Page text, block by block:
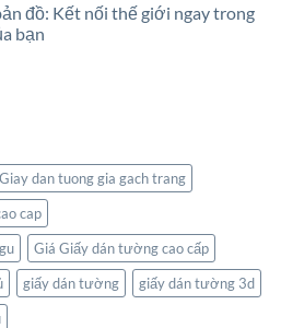
Thiên
đồ: Kết nối thế giới ngay trong
bạn
Giay dan tuong gia gach trang
cap
Giá Giấy dán tường cao cấp
giấy dán tường
giấy dán tường 3d